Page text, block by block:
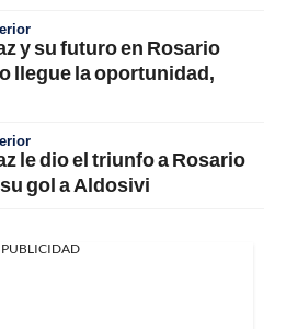
y su futuro en Rosario
llegue la oportunidad,
le dio el triunfo a Rosario
gol a Aldosivi
PUBLICIDAD